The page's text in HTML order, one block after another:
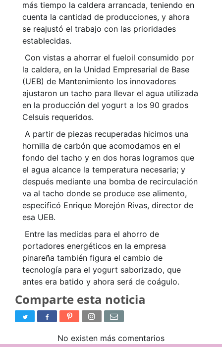
más tiempo la caldera arrancada, teniendo en
cuenta la cantidad de producciones, y ahora
se reajustó el trabajo con las prioridades
establecidas.
Con vistas a ahorrar el fueloil consumido por
la caldera, en la Unidad Empresarial de Base
(UEB) de Mantenimiento los innovadores
ajustaron un tacho para llevar el agua utilizada
en la producción del yogurt a los 90 grados
Celsuis requeridos.
A partir de piezas recuperadas hicimos una
hornilla de carbón que acomodamos en el
fondo del tacho y en dos horas logramos que
el agua alcance la temperatura necesaria; y
después mediante una bomba de recirculación
va al tacho donde se produce ese alimento,
especificó Enrique Morejón Rivas, director de
esa UEB.
Entre las medidas para el ahorro de
portadores energéticos en la empresa
pinareña también figura el cambio de
tecnología para el yogurt saborizado, que
antes era batido y ahora será de coágulo.
Comparte esta noticia
No existen más comentarios